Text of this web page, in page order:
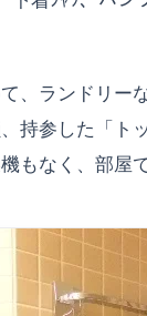
、ランドリー
持参した「ト
もなく、部屋